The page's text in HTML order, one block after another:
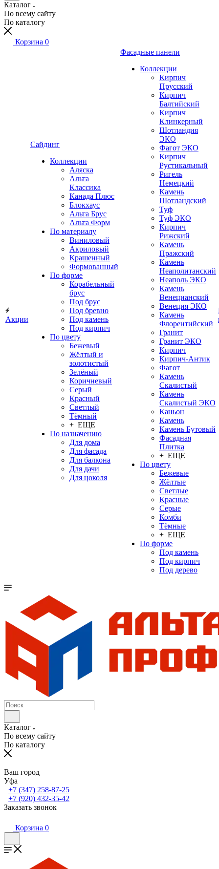
Каталог
По всему сайту
По каталогу
Корзина 0
Акции
Сайдинг
Коллекции
Аляска
Альта
Классика
Канада Плюс
Блокхаус
Альта Брус
Альта Форм
По материалу
Виниловый
Акриловый
Крашенный
Формованный
По форме
Корабельный
брус
Под брус
Под бревно
Под камень
Под кирпич
По цвету
Бежевый
Жёлтый и
золотистый
Зелёный
Коричневый
Серый
Красный
Светлый
Тёмный
+ ЕЩЕ
По назначению
Для дома
Для фасада
Для балкона
Для дачи
Для цоколя
Фасадные панели
Коллекции
Кирпич
Прусский
Кирпич
Балтийский
Кирпич
Клинкерный
Шотландия
ЭКО
Фагот ЭКО
Кирпич
Рустикальный
Ригель
Немецкий
Камень
Шотландский
Туф
Туф ЭКО
Кирпич
Рижский
Камень
Пражский
Камень
Неаполитанский
Неаполь ЭКО
Камень
Венецианский
Венеция ЭКО
Камень
Флорентийский
Гранит
Гранит ЭКО
Кирпич
Кирпич-Антик
Фагот
Камень
Скалистый
Камень
Скалистый ЭКО
Каньон
Камень
Камень Бутовый
Фасадная
Плитка
+ ЕЩЕ
По цвету
Бежевые
Жёлтые
Светлые
Красные
Серые
Комби
Тёмные
+ ЕЩЕ
По форме
Под камень
Под кирпич
Под дерево
Каталог
По всему сайту
По каталогу
Ваш город
Уфа
+7 (347) 258-87-25
+7 (920) 432-35-42
Заказать звонок
Корзина 0